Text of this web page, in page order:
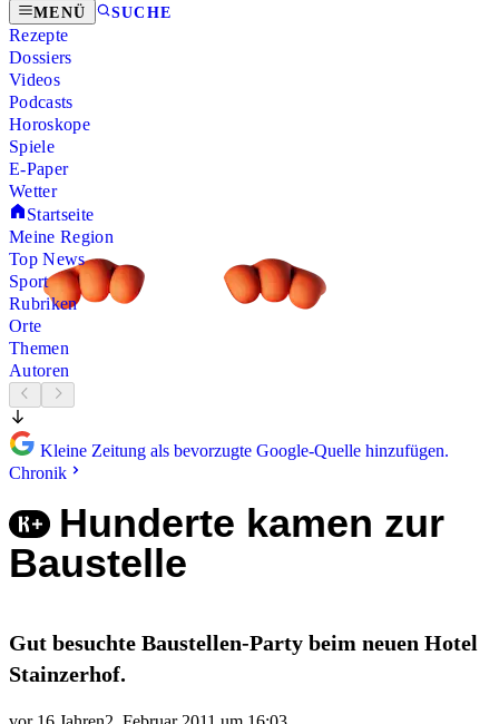
MENÜ SUCHE
Rezepte
Dossiers
Videos
Podcasts
Horoskope
Spiele
E-Paper
Wetter
Startseite
Meine Region
Top News
Sport
Rubriken
Orte
Themen
Autoren
Kleine Zeitung als bevorzugte Google-Quelle hinzufügen.
Chronik
Hunderte kamen zur
Baustelle
Gut besuchte Baustellen-Party beim neuen Hotel
Stainzerhof.